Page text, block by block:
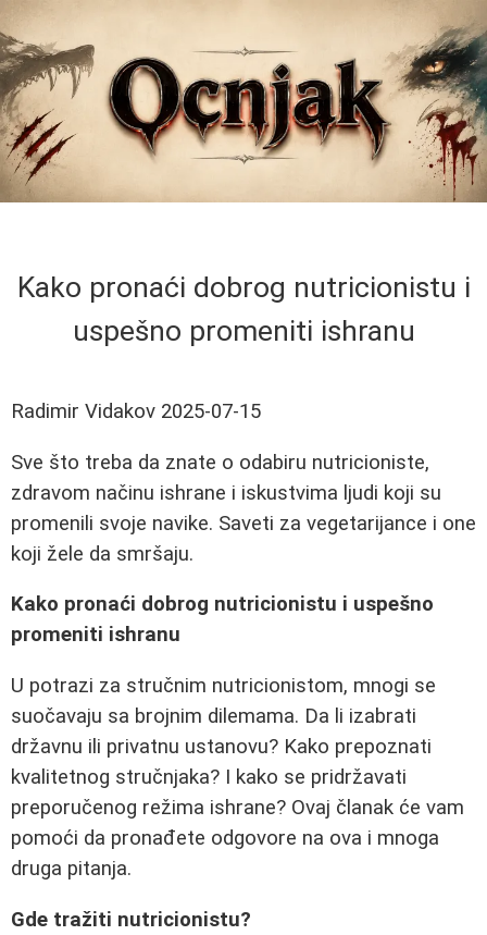
Kako pronaći dobrog nutricionistu i
uspešno promeniti ishranu
Radimir Vidakov 2025-07-15
Sve što treba da znate o odabiru nutricioniste,
zdravom načinu ishrane i iskustvima ljudi koji su
promenili svoje navike. Saveti za vegetarijance i one
koji žele da smršaju.
Kako pronaći dobrog nutricionistu i uspešno
promeniti ishranu
U potrazi za stručnim nutricionistom, mnogi se
suočavaju sa brojnim dilemama. Da li izabrati
državnu ili privatnu ustanovu? Kako prepoznati
kvalitetnog stručnjaka? I kako se pridržavati
preporučenog režima ishrane? Ovaj članak će vam
pomoći da pronađete odgovore na ova i mnoga
druga pitanja.
Gde tražiti nutricionistu?